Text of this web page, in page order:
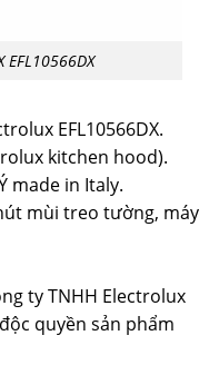
EFL10566DX
EFL10566DX.
kitchen hood).
made in Italy.
mùi treo tường, máy
ty TNHH Electrolux
quyền sản phẩm